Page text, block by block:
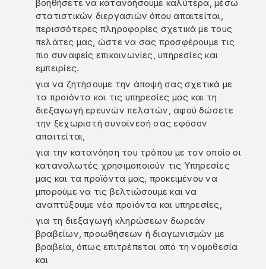
βοηθήσετε να κατανοήσουμε καλύτερα, μέσω
στατιστικών διεργασιών όπου απαιτείται,
περισσότερες πληροφορίες σχετικά με τους
πελάτες μας, ώστε να σας προσφέρουμε τις
πιο συναφείς επικοινωνίες, υπηρεσίες και
εμπειρίες.
για να ζητήσουμε την άποψή σας σχετικά με
τα προϊόντα και τις υπηρεσίες μας και τη
διεξαγωγή ερευνών πελατών, αφού δώσετε
την ξεχωριστή συναίνεσή σας εφόσον
απαιτείται,
για την κατανόηση του τρόπου με τον οποίο οι
καταναλωτές χρησιμοποιούν τις Υπηρεσίες
μας και τα προϊόντα μας, προκειμένου να
μπορούμε να τις βελτιώσουμε και να
αναπτύξουμε νέα προϊόντα και υπηρεσίες,
για τη διεξαγωγή κληρώσεων δωρεάν
βραβείων, προωθήσεων ή διαγωνισμών με
βραβεία, όπως επιτρέπεται από τη νομοθεσία
και